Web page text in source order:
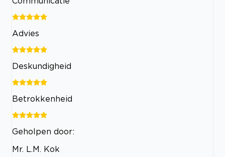
Advies
Deskundigheid
Betrokkenheid
Geholpen door:
Mr. L.M. Kok